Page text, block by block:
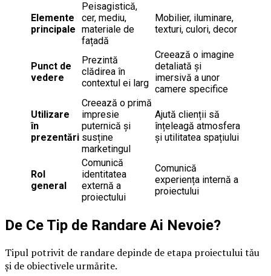
Elemente
principale
Peisagistică,
cer, mediu,
materiale de
fațadă
Mobilier, iluminare,
texturi, culori, decor
Punct de
vedere
Prezintă
clădirea în
contextul ei larg
Creează o imagine
detaliată și
imersivă a unor
camere specifice
Utilizare
în
prezentări
Creează o primă
impresie
puternică și
susține
marketingul
Ajută clienții să
înțeleagă atmosfera
și utilitatea spațiului
Rol
general
Comunică
identitatea
externă a
proiectului
Comunică
experiența internă a
proiectului
De Ce Tip de Randare Ai Nevoie?
Tipul potrivit de randare depinde de etapa proiectului tău
și de obiectivele urmărite.